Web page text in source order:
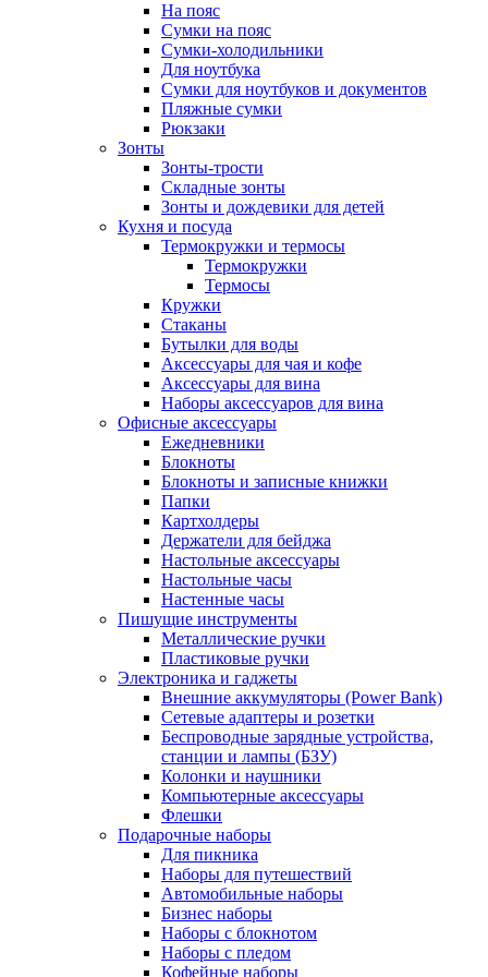
На пояс
Сумки на пояс
Сумки-холодильники
Для ноутбука
Сумки для ноутбуков и документов
Пляжные сумки
Рюкзаки
Зонты
Зонты-трости
Складные зонты
Зонты и дождевики для детей
Кухня и посуда
Термокружки и термосы
Термокружки
Термосы
Кружки
Стаканы
Бутылки для воды
Аксессуары для чая и кофе
Аксессуары для вина
Наборы аксессуаров для вина
Офисные аксессуары
Ежедневники
Блокноты
Блокноты и записные книжки
Папки
Картхолдеры
Держатели для бейджа
Настольные аксессуары
Настольные часы
Настенные часы
Пишущие инструменты
Металлические ручки
Пластиковые ручки
Электроника и гаджеты
Внешние аккумуляторы (Power Bank)
Сетевые адаптеры и розетки
Беспроводные зарядные устройства,
станции и лампы (БЗУ)
Колонки и наушники
Компьютерные аксессуары
Флешки
Подарочные наборы
Для пикника
Наборы для путешествий
Автомобильные наборы
Бизнес наборы
Наборы с блокнотом
Наборы с пледом
Кофейные наборы